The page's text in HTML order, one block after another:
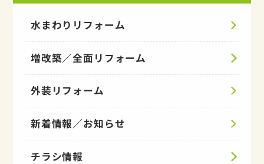
水まわりリフォーム
増改築／全面リフォーム
外装リフォーム
新着情報／お知らせ
チラシ情報